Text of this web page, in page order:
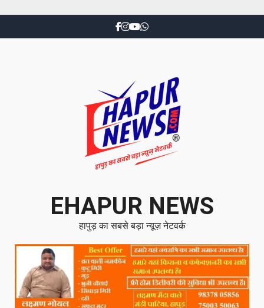
EHAPUR NEWS
हापुड़ का सबसे बड़ा न्यूज़ नेटवर्क